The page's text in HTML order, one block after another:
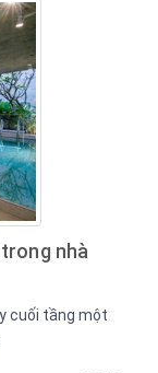
hiện thực
nhà
cuối tầng một